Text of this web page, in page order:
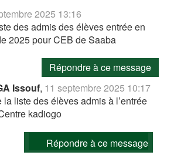
2025 13:16
des admis des élèves entrée en
2025 pour CEB de Saaba
Répondre à ce message
Issouf, 11 septembre 2025 10:17
la liste des élèves admis à l’entrée
kadiogo
Répondre à ce message